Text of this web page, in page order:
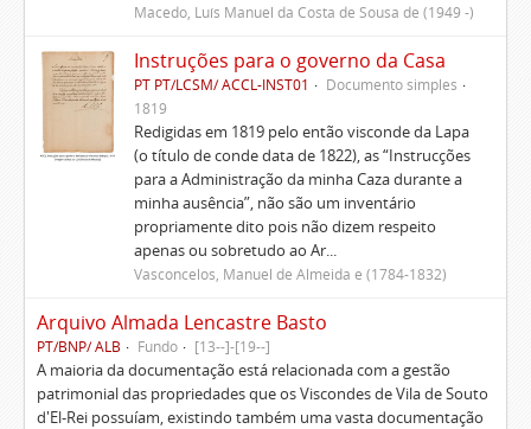
Macedo, Luís Manuel da Costa de Sousa de (1949 -)
Instruções para o governo da Casa
PT PT/LCSM/ ACCL-INST01
Documento simples
1819
Redigidas em 1819 pelo então visconde da Lapa
(o título de conde data de 1822), as “Instrucções
para a Administração da minha Caza durante a
minha ausência”, não são um inventário
propriamente dito pois não dizem respeito
apenas ou sobretudo ao Ar...
Vasconcelos, Manuel de Almeida e (1784-1832)
Arquivo Almada Lencastre Basto
PT/BNP/ ALB Fundo [13--]-[19--]
A maioria da documentação está relacionada com a gestão
patrimonial das propriedades que os Viscondes de Vila de Souto
d'El-Rei possuíam, existindo também uma vasta documentação